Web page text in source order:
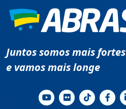
Juntos somos mais fortes
e vamos mais longe